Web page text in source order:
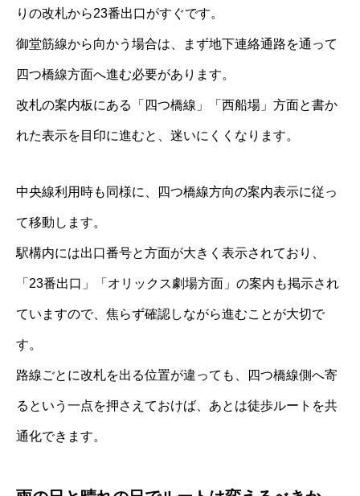
りの改札から23番出口がすぐです。
御堂筋線から向かう場合は、まず地下連絡通路を通って
四つ橋線方面へ進む必要があります。
改札の案内板にある「四つ橋線」「西船場」方面と書か
れた表示を目印に進むと、迷いにくくなります。
中央線利用時も同様に、四つ橋線方向の案内表示に従っ
て移動します。
駅構内には出口番号と方面が大きく表示されており、
「23番出口」「オリックス劇場方面」の案内も掲示され
ていますので、焦らず確認しながら進むことが大切で
す。
路線ごとに改札を出る位置が違っても、四つ橋線側へ寄
るという一点を押さえておけば、あとは徒歩ルートを共
通化できます。